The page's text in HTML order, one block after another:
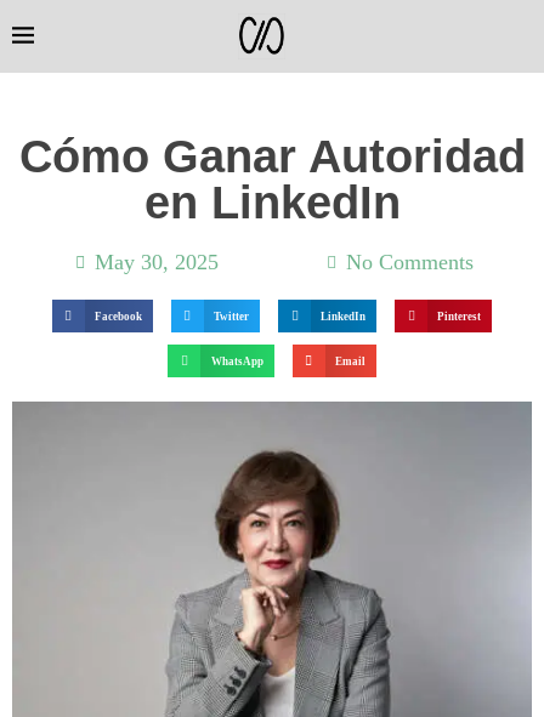
Cómo Ganar Autoridad
en LinkedIn
May 30, 2025 No Comments
Facebook Twitter LinkedIn Pinterest
WhatsApp Email